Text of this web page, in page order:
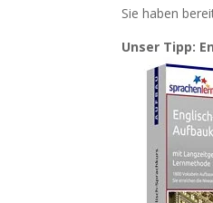
Sie haben
Unser Tipp: